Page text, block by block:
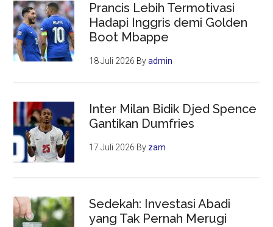
1
Ton
Prancis Lebih Termotivasi
Hadapi Inggris demi Golden
Boot Mbappe
18 Juli 2026 Byadmin
Inter Milan Bidik Djed Spence
Gantikan Dumfries
17 Juli 2026 By zam
Sedekah: Investasi Abadi
yang Tak Pernah Merugi